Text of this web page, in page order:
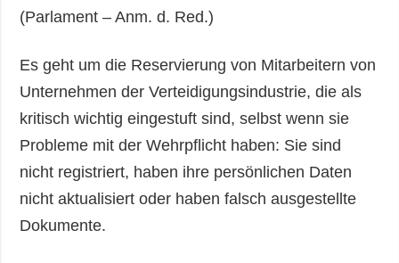
(Parlament – Anm. d. Red.)
Es geht um die Reservierung von Mitarbeitern von
Unternehmen der Verteidigungsindustrie, die als
kritisch wichtig eingestuft sind, selbst wenn sie
Probleme mit der Wehrpflicht haben: Sie sind
nicht registriert, haben ihre persönlichen Daten
nicht aktualisiert oder haben falsch ausgestellte
Dokumente.